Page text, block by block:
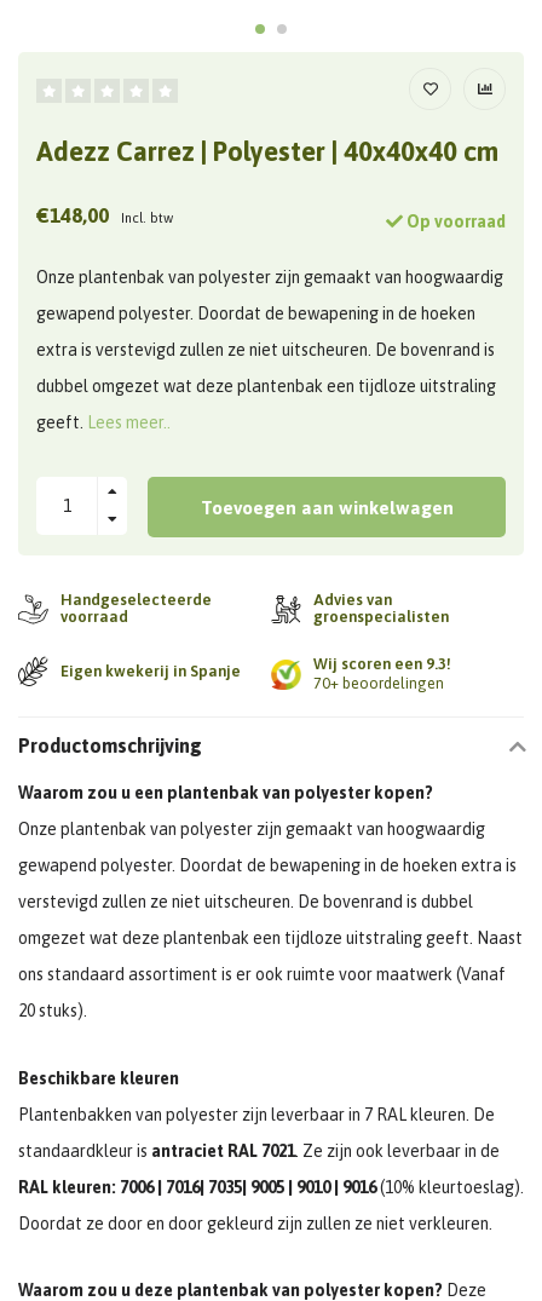
Adezz Carrez | Polyester | 40x40x40 cm
€148,00 Incl. btw Op voorraad
Onze plantenbak van polyester zijn gemaakt van hoogwaardig
gewapend polyester. Doordat de bewapening in de hoeken
extra is verstevigd zullen ze niet uitscheuren. De bovenrand is
dubbel omgezet wat deze plantenbak een tijdloze uitstraling
geeft. Lees meer..
Toevoegen aan winkelwagen
Handgeselecteerde
voorraad
Advies van
groenspecialisten
Eigen kwekerij in Spanje
Wij scoren een 9.3!
70+ beoordelingen
Productomschrijving
Waarom zou u een plantenbak van polyester kopen?
Onze plantenbak van polyester zijn gemaakt van hoogwaardig
gewapend polyester. Doordat de bewapening in de hoeken extra is
verstevigd zullen ze niet uitscheuren. De bovenrand is dubbel
omgezet wat deze plantenbak een tijdloze uitstraling geeft. Naast
ons standaard assortiment is er ook ruimte voor maatwerk (Vanaf
20 stuks).
Beschikbare kleuren
Plantenbakken van polyester zijn leverbaar in 7 RAL kleuren. De
standaardkleur is antraciet RAL 7021. Ze zijn ook leverbaar in de
RAL kleuren: 7006 | 7016| 7035| 9005 | 9010 | 9016(10% kleurtoeslag).
Doordat ze door en door gekleurd zijn zullen ze niet verkleuren.
Waarom zou u deze plantenbak van polyester kopen? Deze